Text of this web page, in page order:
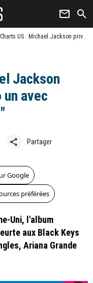
newsletter search
Charts US : Michael Jackson privé de numéro un avec "Xscape"
Jackson
avec
share Partager
Google
préférées
Uni, l'album
aux Black Keys
Ariana Grande